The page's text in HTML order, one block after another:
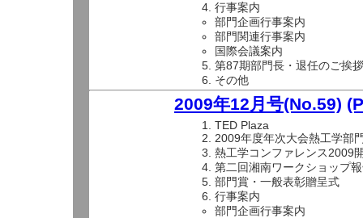
行事案内
部門企画行事案内
部門関連行事案内
国際会議案内
第87期部門長・退任のご挨拶
その他
2009年12月号(No.59)
TED Plaza
2009年度年次大会熱工学部
熱工学コンファレンス2009
第二回湘南ワークショップ
部門賞・一般表彰贈呈式
行事案内
部門企画行事案内